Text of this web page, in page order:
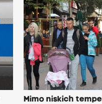
Mimo niskich